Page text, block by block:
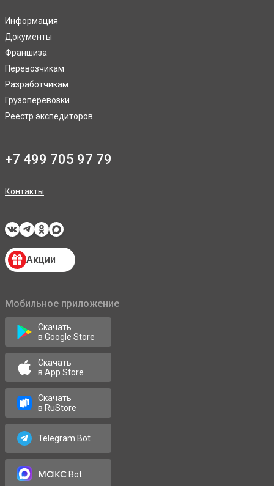
Информация
Документы
Франшиза
Перевозчикам
Разработчикам
Грузоперевозки
Реестр экспедиторов
+7 499 705 97 79
Контакты
Акции
Мобильное приложение
Скачать
в Google Store
Скачать
в App Store
Скачать
в RuStore
Telegram Bot
максBot